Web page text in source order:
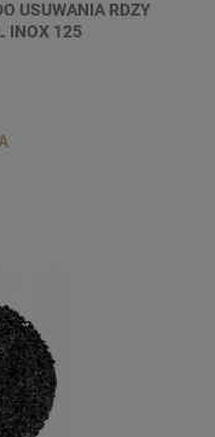
USUWANIA RDZY
INOX 125